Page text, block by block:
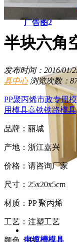
广告图2
电缆槽模具
半块六角
发布时间：2016/01/
具中心 浏览次数：
PP聚丙烯市政专用
用模具高铁铁路模具
品牌：丽城
产地：浙江嘉兴
价格：请咨询厂家
尺寸：25x20x5cm
材质：PP 聚丙烯
工艺：注塑工艺
颜色：白